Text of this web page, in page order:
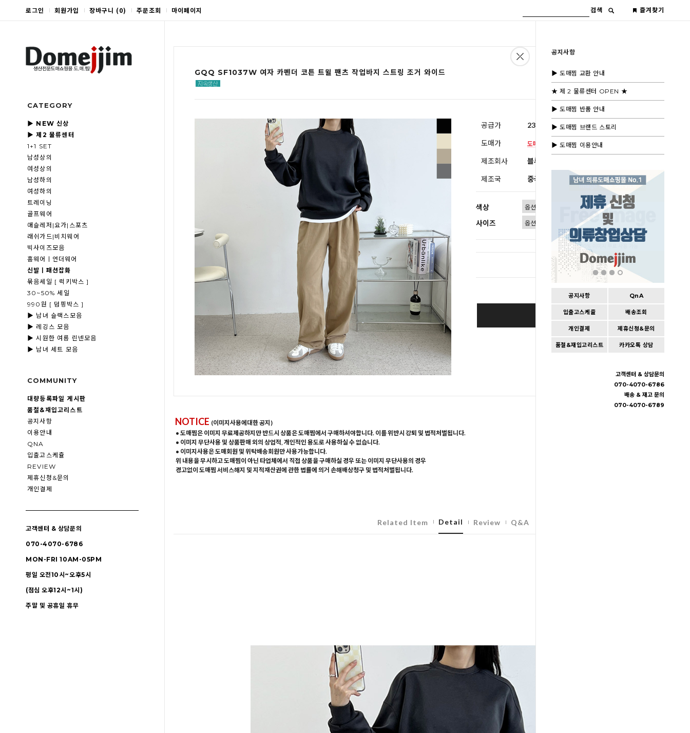
로그인 회원가입 장바구니 (0) 주문조회 마이페이지 검색 즐겨찾기
CATEGORY
▶ NEW 신상
▶ 제2 물류센터
1+1 SET
남성상의
여성상의
남성하의
여성하의
트레이닝
골프웨어
애슬레저|요가|스포츠
래쉬가드|비치웨어
빅사이즈모음
홈웨어ㅣ언더웨어
신발ㅣ패션잡화
묶음세일 [ 럭키박스 ]
30~50% 세일
990원 [ 덤핑박스 ]
▶ 남녀 슬랙스모음
▶ 레깅스 모음
▶ 시원한 여름 린넨모음
▶ 남녀 세트 모음
COMMUNITY
대량등록파일 게시판
품절&재입고리스트
공지사항
이용안내
QNA
입출고스케쥴
REVIEW
제휴신청&문의
개인결제
고객센터 & 상담문의
070-4070-6786
MON-FRI 10AM-05PM
평일 오전10시~오후5시
(점심 오후12시~1시)
주말 및 공휴일 휴무
공지사항
▶ 도매찜 교환 안내
★ 제 2 물류센터 OPEN ★
▶ 도매찜 반품 안내
▶ 도매찜 브랜드 스토리
▶ 도매찜 이용안내
공지사항 QnA
입출고스케쥴 배송조회
개인결제 제휴신청&문의
품절&재입고리스트 카카오톡 상담
고객센터 & 상담문의
070-4070-6786
배송 & 재고 문의
070-4070-6789
GQQ SF1037W 여자 카펜더 코튼 트윌 팬츠 작업바지 스트링 조거 와이드
공급가 23,600원 (부가세별도)
도매가
제조회사 블루모드 제휴사
제조국 중국
색상
사이즈
BUY IT NOW
Cart | Wishlist
NOTICE (이미지사용에대한 공지)
• 도매찜은 이미지 무료제공하지만 반드시 상품은 도매찜에서 구매하셔야합니다. 이를 위반시 강퇴 및 법적처벌됩니다.
• 이미지 무단사용 및 상품판매 외의 상업적, 개인적인 용도로 사용하실 수 없습니다.
• 이미지사용은 도매회원 및 위탁배송회원만 사용가능합니다.
위 내용을 무시하고 도매찜이 아닌 타업체에서 직접 상품을 구매하실 경우 또는 이미지 무단사용의 경우
경고없이 도매찜 서비스해지 및 지적재산권에 관한 법률에 의거 손해배상청구 및 법적처벌됩니다.
Related Item Detail Review Q&A